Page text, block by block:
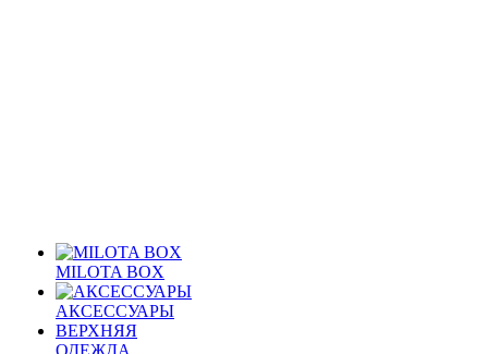
MILOTA BOX
АКСЕССУАРЫ
ВЕРХНЯЯ
ОДЕЖДА